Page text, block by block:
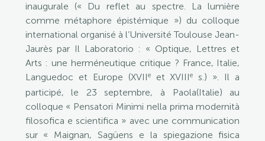
inaugurale (« Du reflet au spectre. La lumière
comme métaphore épistémique ») du colloque
international organisé à l’Université Toulouse Jean-
Jaurès par Il Laboratorio : « Optique, Lettres et
Arts : une herméneutique critique ? France, Italie,
Languedoc et Europe (XVIIeet XVIIIe
s.) ». Il a
participé, le 23 septembre, à Paola(Italie) au
colloque « Pensatori Minimi nella prima modernità
filosofica e scientifica » avec une communication
sur « Maignan, Sagüens e la spiegazione fisica